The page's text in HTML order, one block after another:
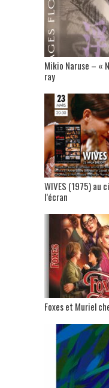
Mikio Naruse – «
ray
WIVES (1975) au
l’écran
Foxes et Muriel